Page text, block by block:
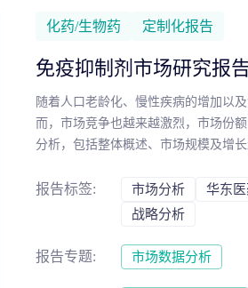
调研、品种立项等服务
察行业趋势
药物市场潜力分析 产品定价策略
与交易估值
价值，赋能精准投资决策
募投项目可行性论证 交易风险把控
化药/生物药 定制化报告
免疫抑制剂市场研究报
随着人口老龄化、慢性疾病的增加以
而，市场竞争也越来越激烈，市场份
分析，包括整体概述、市场规模及增
报告标签: 市场分析 华东医
战略分析
报告专题: 市场数据分析